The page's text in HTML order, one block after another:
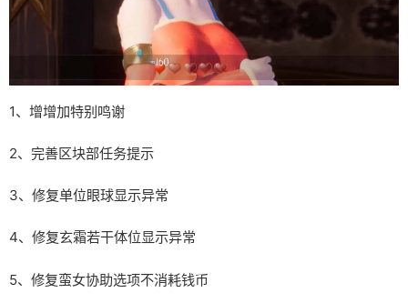
1、增增加特别鸣谢
2、完善区块部任务提示
3、修复单位眼球显示异常
4、修复玄霜若干体位显示异常
5、修复蛮女协助选项不消耗钱币